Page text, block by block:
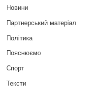
Новини
Партнерський матеріал
Політика
Пояснюємо
Спорт
Тексти